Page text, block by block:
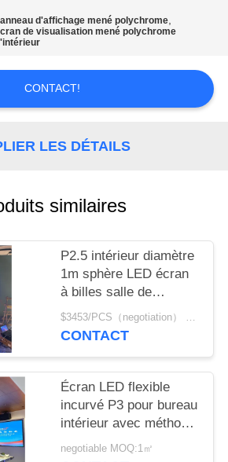
d'affichage mené polychrome,
de visualisation mené polychrome
CONTACT!
LES DÉTAILS
similaires
P2.5 intérieur diamètre
1m sphère LED écran
à billes salle de
conférence exposition
art show
$3453/PCS（negotiation） MOQ:1 pièces
CONTACT
Écran LED flexible
incurvé P3 pour bureau
intérieur avec méthode
de balayage 1/20 S
negotiable MOQ:1㎡